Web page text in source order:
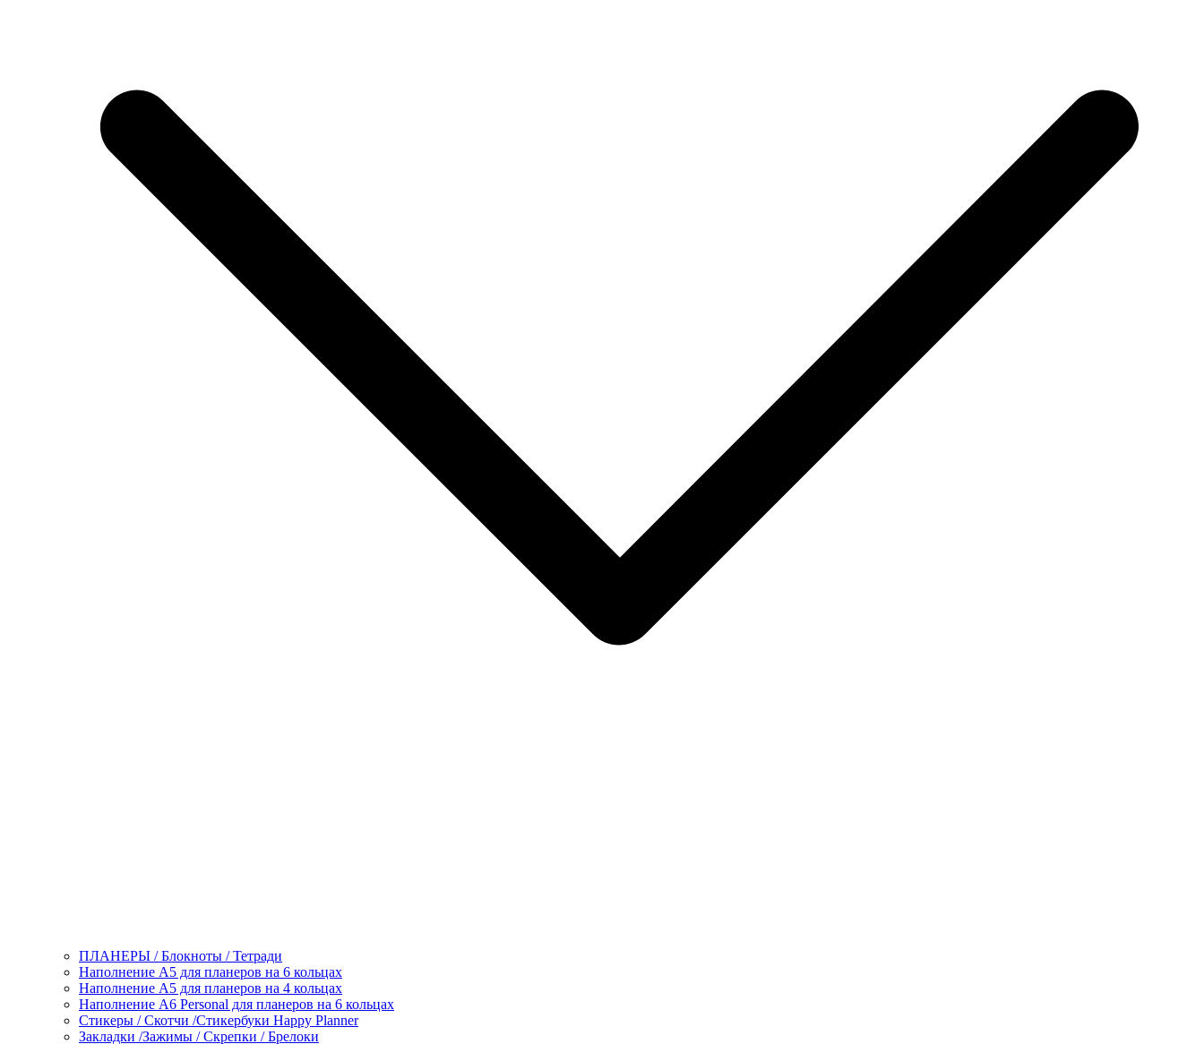
ПЛАНЕРЫ / Блокноты / Тетради
Наполнение А5 для планеров на 6 кольцах
Наполнение А5 для планеров на 4 кольцах
Наполнение А6 Personal для планеров на 6 кольцах
Стикеры / Скотчи /Стикербуки Happy Planner
Закладки /Зажимы / Скрепки / Брелоки